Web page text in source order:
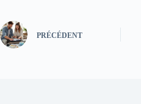
PRÉCÉDENT